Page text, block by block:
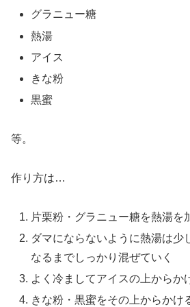
グラニュー糖
熱湯
アイス
きな粉
黒蜜
等。
作り方は…
片栗粉・グラニュー糖を熱湯を
ダマにならないように熱湯は少
なるまでしっかり混ぜていく
よく冷ましてアイスの上からか
きな粉・黒蜜をその上からかけ